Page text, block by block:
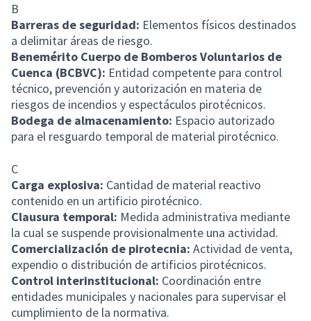
B
Barreras de seguridad: Elementos físicos destinados
a delimitar áreas de riesgo.
Benemérito Cuerpo de Bomberos Voluntarios de
Cuenca (BCBVC): Entidad competente para control
técnico, prevención y autorización en materia de
riesgos de incendios y espectáculos pirotécnicos.
Bodega de almacenamiento: Espacio autorizado
para el resguardo temporal de material pirotécnico.
C
Carga explosiva: Cantidad de material reactivo
contenido en un artificio pirotécnico.
Clausura temporal: Medida administrativa mediante
la cual se suspende provisionalmente una actividad.
Comercialización de pirotecnia: Actividad de venta,
expendio o distribución de artificios pirotécnicos.
Control interinstitucional: Coordinación entre
entidades municipales y nacionales para supervisar el
cumplimiento de la normativa.